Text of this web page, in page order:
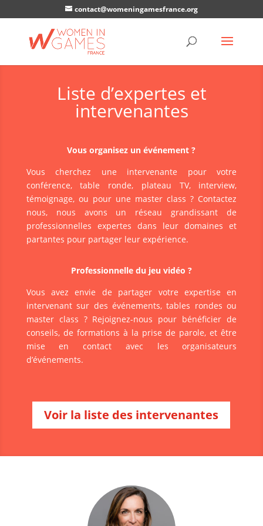
contact@womeningamesfrance.org
Liste d’expertes et
intervenantes
Vous organisez un événement ?
Vous cherchez une intervenante pour votre
conférence, table ronde, plateau TV, interview,
témoignage, ou pour une master class ? Contactez
nous, nous avons un réseau grandissant de
professionnelles expertes dans leur domaines et
partantes pour partager leur expérience.
Professionnelle du jeu vidéo ?
Vous avez envie de partager votre expertise en
intervenant sur des événements, tables rondes ou
master class ? Rejoignez-nous pour bénéficier de
conseils, de formations à la prise de parole, et être
mise en contact avec les organisateurs
d’événements.
Voir la liste des intervenantes